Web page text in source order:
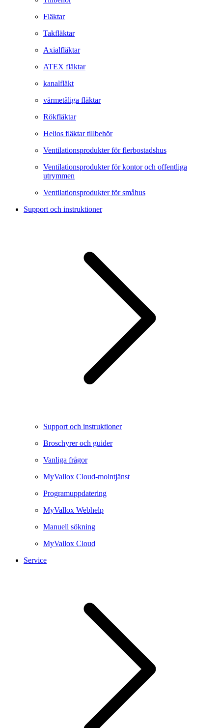
Fläktar
Takfläktar
Axialfläktar
ATEX fläktar
kanalfläkt
värmetåliga fläktar
Rökfläktar
Helios fläktar tillbehör
Ventilationsprodukter för flerbostadshus
Ventilationsprodukter för kontor och offentliga
utrymmen
Ventilationsprodukter för småhus
Support och instruktioner
Support och instruktioner
Broschyrer och guider
Vanliga frågor
MyVallox Cloud-molntjänst
Programuppdatering
MyVallox Webhelp
Manuell sökning
MyVallox Cloud
Service